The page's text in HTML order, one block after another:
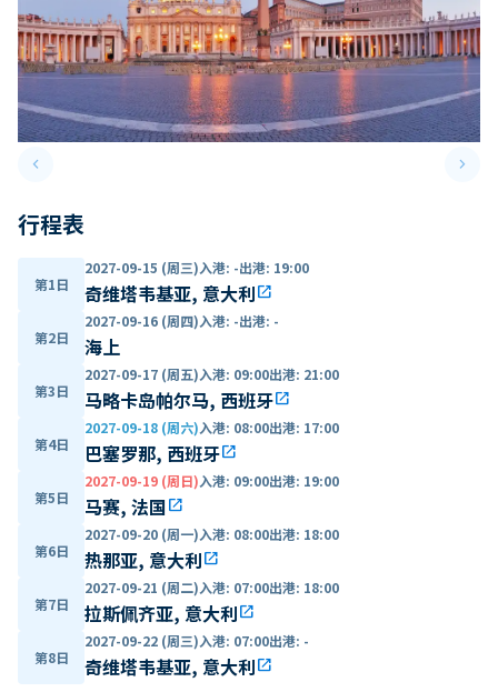
keyboard_arrow_leftPrevious slide keyboard_arrow_right
行程表
第1日
2027-09-15 (周三)入港: -出港: 19:00
奇维塔韦基亚, 意大利open_in_new
第2日
2027-09-16 (周四)入港: -出港: -
海上
第3日
2027-09-17 (周五)入港: 09:00出港: 21:00
马略卡岛帕尔马, 西班牙open_in_new
第4日
2027-09-18 (周六)入港: 08:00出港: 17:00
巴塞罗那, 西班牙open_in_new
第5日
2027-09-19 (周日)入港: 09:00出港: 19:00
马赛, 法国open_in_new
第6日
2027-09-20 (周一)入港: 08:00出港: 18:00
热那亚, 意大利open_in_new
第7日
2027-09-21 (周二)入港: 07:00出港: 18:00
拉斯佩齐亚, 意大利open_in_new
第8日
2027-09-22 (周三)入港: 07:00出港: -
奇维塔韦基亚, 意大利open_in_new